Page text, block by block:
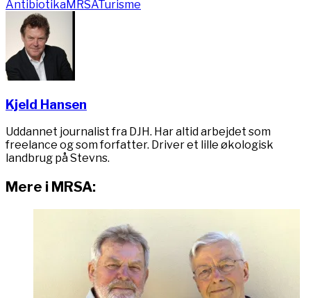
AntibiotikaMRSATurisme
Kjeld Hansen
Uddannet journalist fra DJH. Har altid arbejdet som
freelance og som forfatter. Driver et lille økologisk
landbrug på Stevns.
Mere i MRSA: